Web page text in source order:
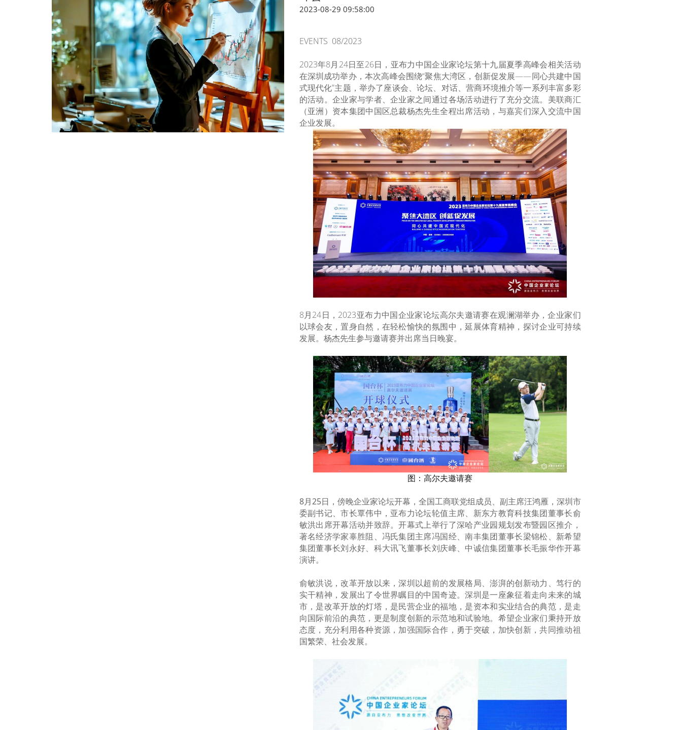
2023-08-29 09:58:00
EVENTS 08/2023
2023年8月24日至26日，亚布力中国企业家论坛第十九届夏季高峰会相关活动
在深圳成功举办，本次高峰会围绕“聚焦大湾区，创新促发展——同心共建中国
式现代化”主题，举办了座谈会、论坛、对话、营商环境推介等一系列丰富多彩
的活动。企业家与学者、企业家之间通过各场活动进行了充分交流。美联商汇
（亚洲）资本集团中国区总裁杨杰先生全程出席活动，与嘉宾们深入交流中国
企业发展。
8月24日，2023亚布力中国企业家论坛高尔夫邀请赛在观澜湖举办，企业家们
以球会友，置身自然，在轻松愉快的氛围中，延展体育精神，探讨企业可持续
发展。杨杰先生参与邀请赛并出席当日晚宴。
图：高尔夫邀请赛
8月25日，傍晚企业家论坛开幕，全国工商联党组成员、副主席汪鸿雁，深圳市
委副书记、市长覃伟中，亚布力论坛轮值主席、新东方教育科技集团董事长俞
敏洪出席开幕活动并致辞。开幕式上举行了深哈产业园规划发布暨园区推介，
著名经济学家辜胜阻、冯氏集团主席冯国经、南丰集团董事长梁锦松、新希望
集团董事长刘永好、科大讯飞董事长刘庆峰、中诚信集团董事长毛振华作开幕
演讲。
俞敏洪说，改革开放以来，深圳以超前的发展格局、澎湃的创新动力、笃行的
实干精神，发展出了令世界瞩目的中国奇迹。深圳是一座象征着走向未来的城
市，是改革开放的灯塔，是民营企业的福地，是资本和实业结合的典范，是走
向国际前沿的典范，更是制度创新的示范地和试验地。希望企业家们秉持开放
态度，充分利用各种资源，加强国际合作，勇于突破，加快创新，共同推动祖
国繁荣、社会发展。